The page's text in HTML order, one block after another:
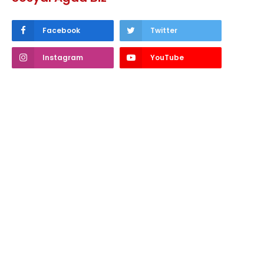
Facebook Twitter
Instagram YouTube